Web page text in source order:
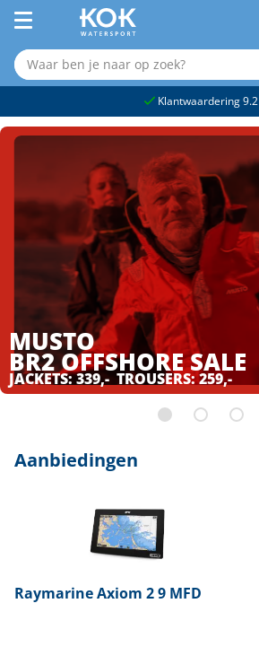
Klantwaardering 9.2
MUSTO
BR2 OFFSHORESALE
JACKETS: 339,- TROUSERS: 259,-
Aanbiedingen
RaymarineAxiom 2 9 MFD